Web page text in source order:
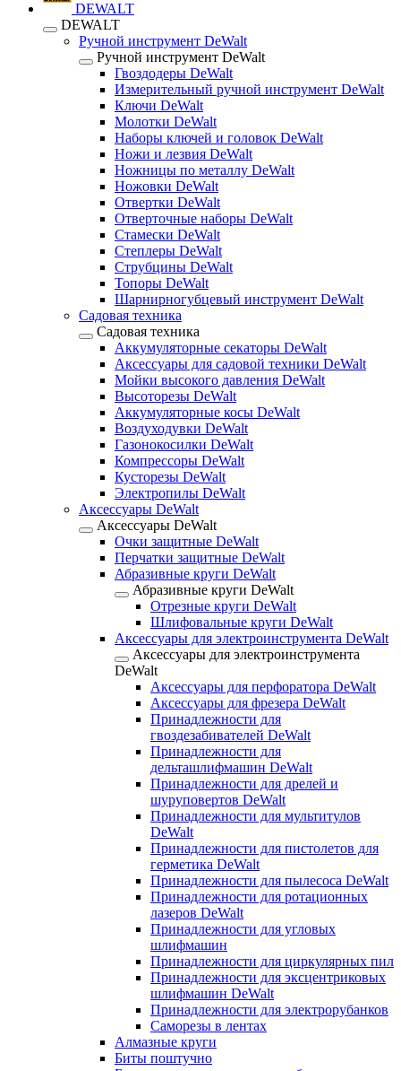
DEWALT
DEWALT
Ручной инструмент DeWalt
Ручной инструмент DeWalt
Гвоздодеры DeWalt
Измерительный ручной инструмент DeWalt
Ключи DeWalt
Молотки DeWalt
Наборы ключей и головок DeWalt
Ножи и лезвия DeWalt
Ножницы по металлу DeWalt
Ножовки DeWalt
Отвертки DeWalt
Отверточные наборы DeWalt
Стамески DeWalt
Степлеры DeWalt
Струбцины DeWalt
Топоры DeWalt
Шарнирногубцевый инструмент DeWalt
Садовая техника
Садовая техника
Аккумуляторные секаторы DeWalt
Аксессуары для садовой техники DeWalt
Мойки высокого давления DeWalt
Высоторезы DeWalt
Аккумуляторные косы DeWalt
Воздуходувки DeWalt
Газонокосилки DeWalt
Компрессоры DeWalt
Кусторезы DeWalt
Электропилы DeWalt
Аксессуары DeWalt
Аксессуары DeWalt
Очки защитные DeWalt
Перчатки защитные DeWalt
Абразивные круги DeWalt
Абразивные круги DeWalt
Отрезные круги DeWalt
Шлифовальные круги DeWalt
Аксессуары для электроинструмента DeWalt
Аксессуары для электроинструмента
DeWalt
Аксессуары для перфоратора DeWalt
Аксессуары для фрезера DeWalt
Принадлежности для
гвоздезабивателей DeWalt
Принадлежности для
дельташлифмашин DeWalt
Принадлежности для дрелей и
шуруповертов DeWalt
Принадлежности для мультитулов
DeWalt
Принадлежности для пистолетов для
герметика DeWalt
Принадлежности для пылесоса DeWalt
Принадлежности для ротационных
лазеров DeWalt
Принадлежности для угловых
шлифмашин
Принадлежности для циркулярных пил
Принадлежности для эксцентриковых
шлифмашин DeWalt
Принадлежности для электрорубанков
Саморезы в лентах
Алмазные круги
Биты поштучно